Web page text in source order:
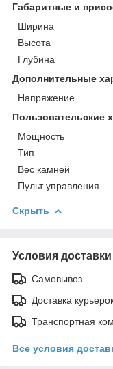
Габаритные и
Ширина
Высота
Глубина
Дополнительные
Напряжение
Пользовательские
Мощность
Тип
Вес камней
Пульт управления
Скрыть
Условия доставки
Самовывоз
Доставка
Транспортная
Все условия